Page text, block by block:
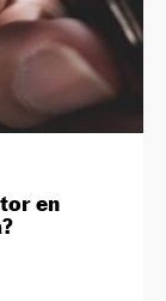
en